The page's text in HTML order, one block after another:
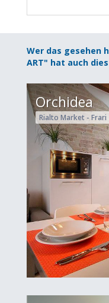
Wer das gesehen
ART" hat auch
Orchidea
Rialto Market - Frari